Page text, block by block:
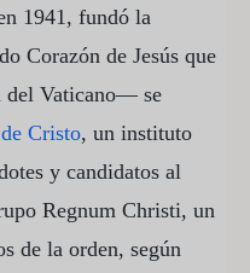
1941, fundó la
Corazón de Jesús que
del Vaticano— se
Cristo, un instituto
y candidatos al
Regnum Christi, un
de la orden, según